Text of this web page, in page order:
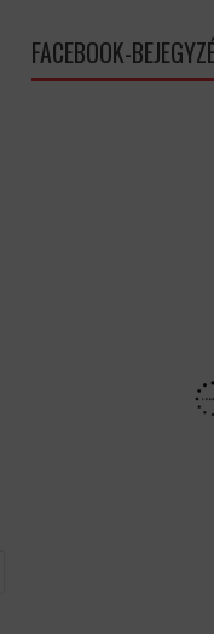
FACEBOOK-